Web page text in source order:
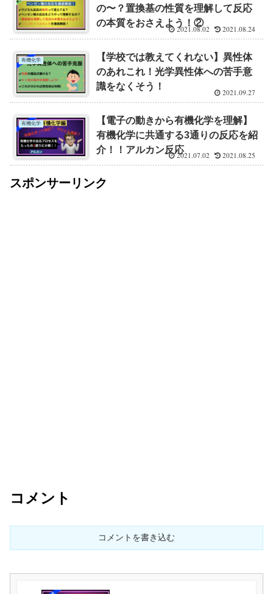
の〜？置換基の性質を理解して反応
の本質をおさえよう！②
2021.08.02 2021.08.24
有機化学
【学校では教えてくれない】異性体
のあれこれ！光学異性体への苦手意
識をなくそう！
2021.09.27
有機化学
【電子の動きから有機化学を理解】
有機化学に共通する3通りの反応を紹
介！！アルカン反応
2021.07.02 2021.08.25
スポンサーリンク
コメント
コメントを書き込む